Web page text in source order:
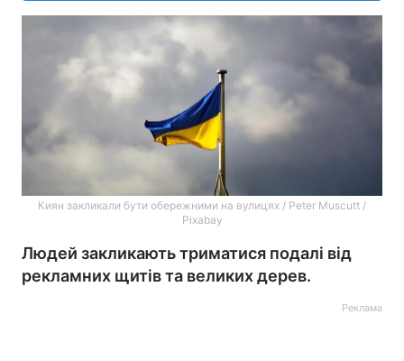
Киян закликали бути обережними на вулицях / Peter Muscutt /
Pixabay
Людей закликають триматися подалі від
рекламних щитів та великих дерев.
Реклама